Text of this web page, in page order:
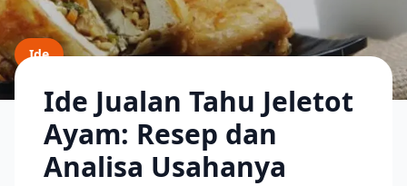
Ide
Ide Jualan Tahu Jeletot
Ayam: Resep dan
Analisa Usahanya